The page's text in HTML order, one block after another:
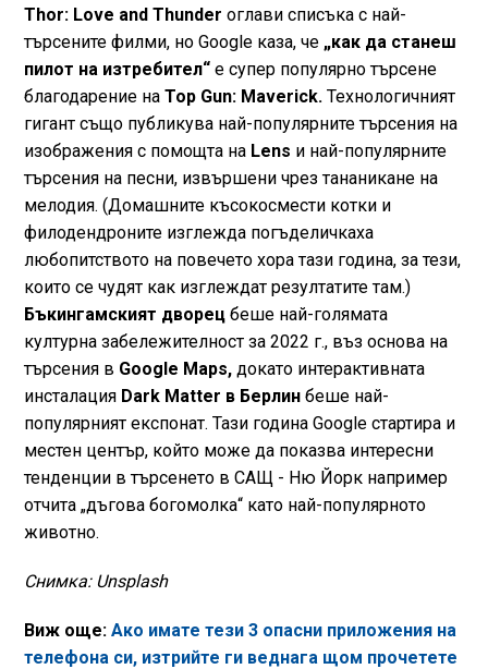
Thor: Love and Thunder оглави списъка с най-
търсените филми, но Google каза, че„как да станеш
пилот на изтребител“е супер популярно търсене
благодарение наTop Gun: Maverick. Технологичният
гигант също публикува най-популярните търсения на
изображения с помощта наLens и най-популярните
търсения на песни, извършени чрез тананикане на
мелодия. (Домашните късокосмести котки и
филодендроните изглежда погъделичкаха
любопитството на повечето хора тази година, за тези,
които се чудят как изглеждат резултатите там.)
Бъкингамският дворецбеше най-голямата
културна забележителност за 2022 г., въз основа на
търсения в Google Maps,докато интерактивната
инсталация Dark Matter в Берлинбеше най-
популярният експонат. Тази година Google стартира и
местен център, който може да показва интересни
тенденции в търсенето в САЩ - Ню Йорк например
отчита „дъгова богомолка“ като най-популярното
животно.
Снимка: Unsplash
Виж още:Ако имате тези 3 опасни приложения на
телефона си, изтрийте ги веднага щом прочетете